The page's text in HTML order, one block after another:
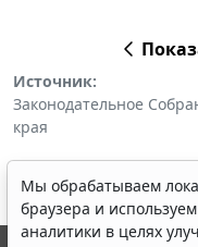
Источник:
Законодательное
края
Мы обрабатываем
браузера и
аналитики в целях